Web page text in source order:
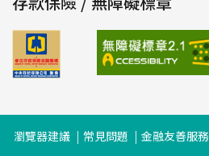
瀏覽器建議 常見問題 金融友善服務